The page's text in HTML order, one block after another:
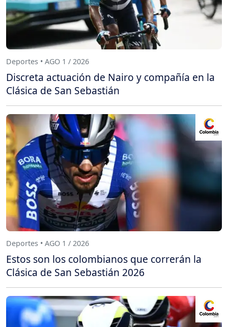
Deportes • AGO 1 / 2026
Discreta actuación de Nairo y compañía en la
Clásica de San Sebastián
Deportes • AGO 1 / 2026
Estos son los colombianos que correrán la
Clásica de San Sebastián 2026